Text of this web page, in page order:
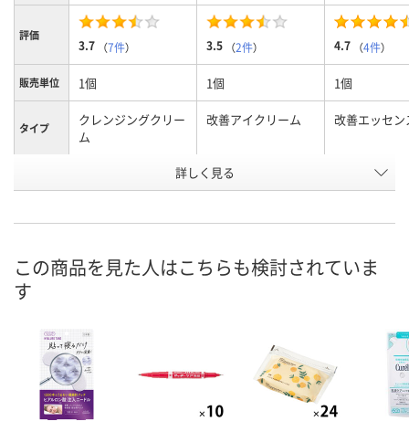
評価
3.7 （7件） 3.5 （2件） 4.7 （4件）
販売単位 1個 1個 1個
タイプ
クレンジングクリー
ム
改善アイクリーム 改善エッセン
RJ16696 RJ16694
8月11日（火）
カゴへ カ
詳しく見る
この商品を見た人はこちらも検討されていま
す